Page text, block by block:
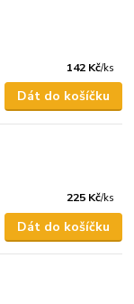
142 Kč/ks
Dát do košíčku
225 Kč/ks
Dát do košíčku